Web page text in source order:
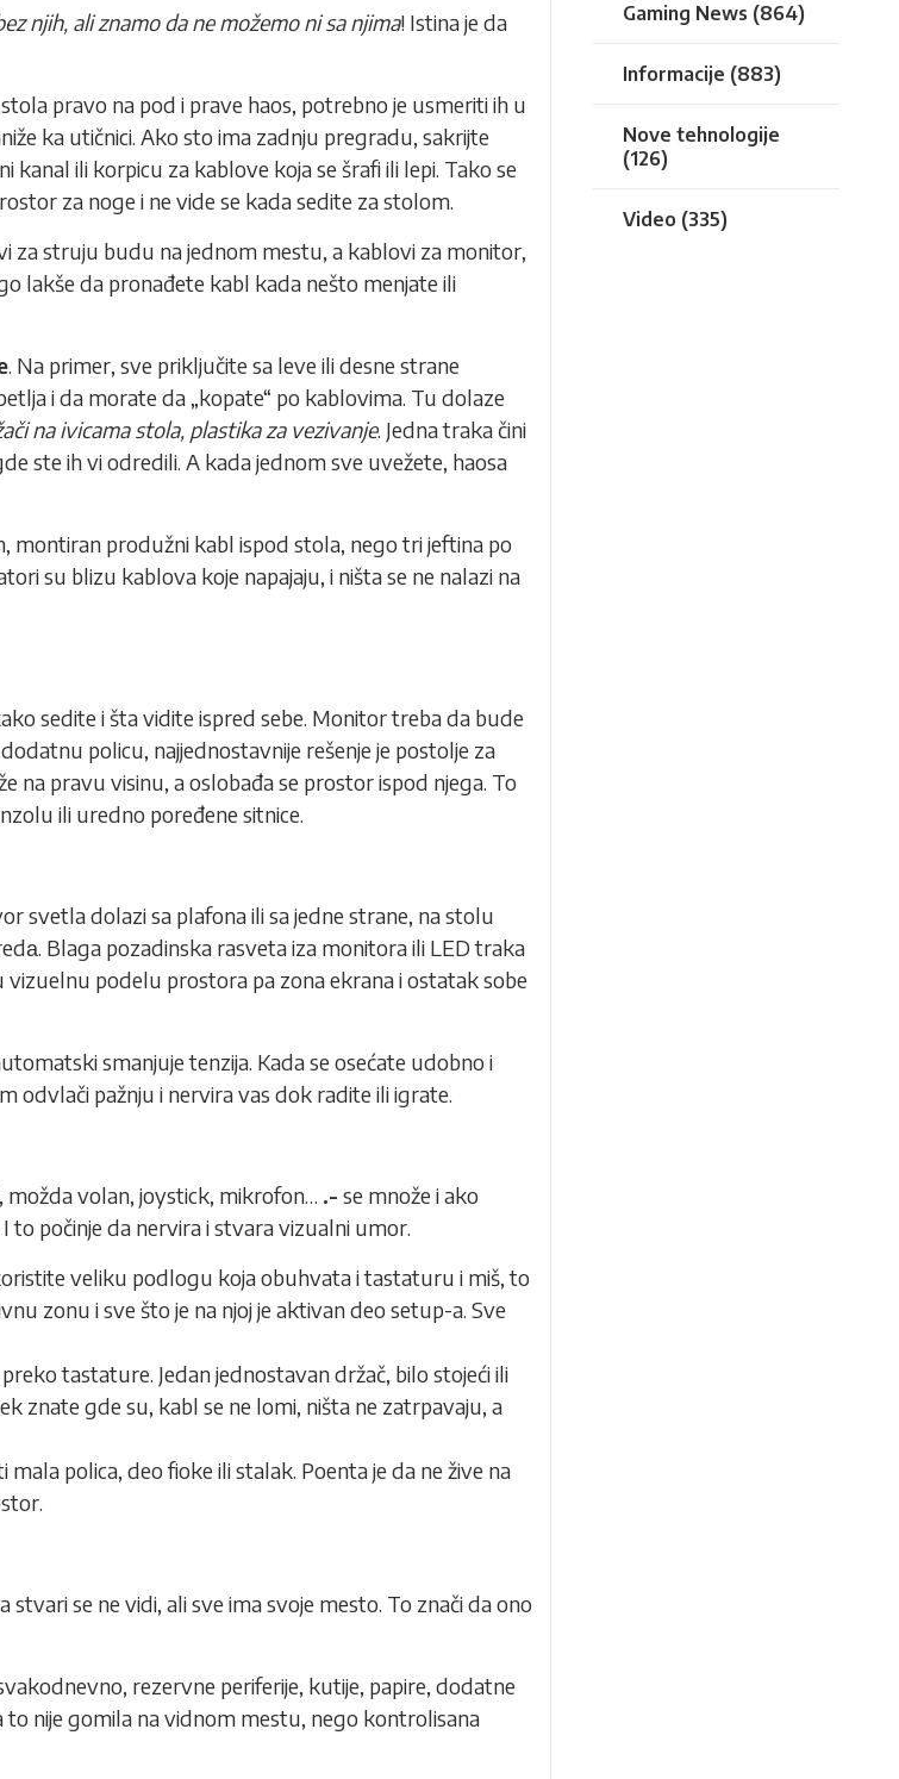
njih, ali znamo da ne možemo ni sa njima! Istina je da
pravo na pod i prave haos, potrebno je usmeriti ih u
ka utičnici. Ako sto ima zadnju pregradu, sakrijte
ili korpicu za kablove koja se šrafi ili lepi. Tako se
za noge i ne vide se kada sedite za stolom.
za struju budu na jednom mestu, a kablovi za monitor,
lakše da pronađete kabl kada nešto menjate ili
. Na primer, sve priključite sa leve ili desne strane
i da morate da „kopate“ po kablovima. Tu dolaze
na ivicama stola, plastika za vezivanje. Jedna traka čini
ste ih vi odredili. A kada jednom sve uvežete, haosa
montiran produžni kabl ispod stola, nego tri jeftina po
su blizu kablova koje napajaju, i ništa se ne nalazi na
sedite i šta vidite ispred sebe. Monitor treba da bude
policu, najjednostavnije rešenje je postolje za
na pravu visinu, a oslobađa se prostor ispod njega. To
ili uredno poređene sitnice.
svetla dolazi sa plafona ili sa jedne strane, na stolu
Blaga pozadinska rasveta iza monitora ili LED traka
vizuelnu podelu prostora pa zona ekrana i ostatak sobe
smanjuje tenzija. Kada se osećate udobno i
odvlači pažnju i nervira vas dok radite ili igrate.
možda volan, joystick, mikrofon… .- se množe i ako
to počinje da nervira i stvara vizualni umor.
veliku podlogu koja obuhvata i tastaturu i miš, to
zonu i sve što je na njoj je aktivan deo setup-a. Sve
tastature. Jedan jednostavan držač, bilo stojeći ili
znate gde su, kabl se ne lomi, ništa ne zatrpavaju, a
polica, deo fioke ili stalak. Poenta je da ne žive na
se ne vidi, ali sve ima svoje mesto. To znači da ono
rezervne periferije, kutije, papire, dodatne
to nije gomila na vidnom mestu, nego kontrolisana
Gaming News (864)
Informacije (883)
Nove tehnologije
(126)
Video (335)